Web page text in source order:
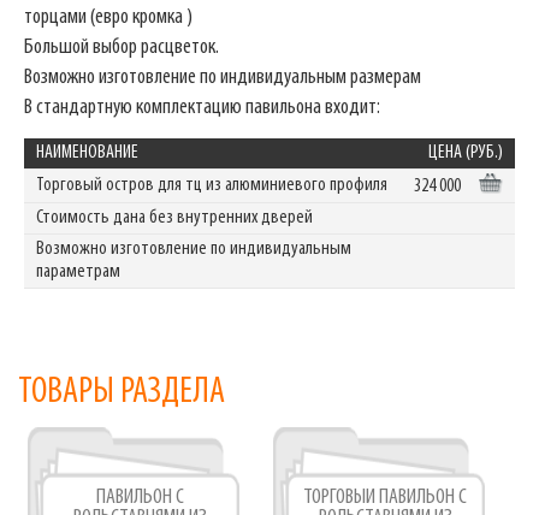
торцами (евро кромка )
Большой выбор расцветок.
Возможно изготовление по индивидуальным размерам
В стандартную комплектацию павильона входит:
НАИМЕНОВАНИЕ
ЦЕНА (РУБ.)
Торговый остров для тц из алюминиевого профиля
324 000
Стоимость дана без внутренних дверей
Возможно изготовление по индивидуальным
параметрам
ТОВАРЫ РАЗДЕЛА
ПАВИЛЬОН С
ТОРГОВЫЙ ПАВИЛЬОН С